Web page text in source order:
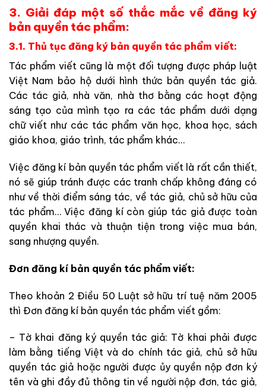
3. Giải đáp một số thắc mắc về đăng ký
bản quyền tác phẩm:
3.1. Thủ tục đăng ký bản quyền tác phẩm viết:
Tác phẩm viết cũng là một đối tượng được pháp luật
Việt Nam bảo hộ dưới hình thức bản quyền tác giả.
Các tác giả, nhà văn, nhà thơ bằng các hoạt động
sáng tạo của mình tạo ra các tác phẩm dưới dạng
chữ viết như các tác phẩm văn học, khoa học, sách
giáo khoa, giáo trình, tác phẩm khác…
Việc đăng kí bản quyền tác phẩm viết là rất cần thiết,
nó sẽ giúp tránh được các tranh chấp không đáng có
như về thời điểm sáng tác, về tác giả, chủ sở hữu của
tác phẩm… Việc đăng kí còn giúp tác giả được toàn
quyền khai thác và thuận tiện trong việc mua bán,
sang nhượng quyền.
Đơn đăng kí bản quyền tác phẩm viết:
Theo khoản 2 Điều 50 Luật sở hữu trí tuệ năm 2005
thì Đơn đăng kí bản quyền tác phẩm viết gồm:
– Tờ khai đăng ký quyền tác giả: Tờ khai phải được
làm bằng tiếng Việt và do chính tác giả, chủ sở hữu
quyền tác giả hoặc người được ủy quyền nộp đơn ký
tên và ghi đầy đủ thông tin về người nộp đơn, tác giả,